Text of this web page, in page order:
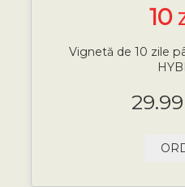
10
Vignetă de 10 zile